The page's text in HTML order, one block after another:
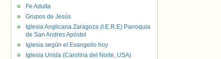
Fe Adulta
Grupos de Jesús
Iglesia Anglicana Zaragoza (I.E.R.E) Parroquia
de San Andres Apóstol
Iglesia según el Evangelio hoy
Iglesia Unida (Carolina del Norte, USA)